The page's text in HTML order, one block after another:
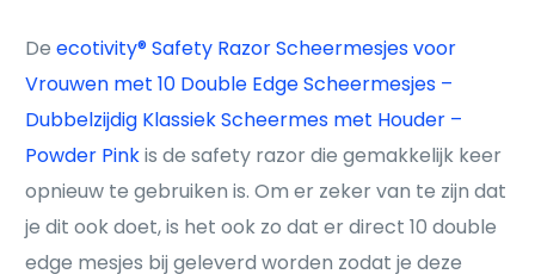
Deecotivity® Safety Razor Scheermesjes voor
Vrouwen met 10 Double Edge Scheermesjes –
Dubbelzijdig Klassiek Scheermes met Houder –
Powder Pinkis de safety razor die gemakkelijk keer
opnieuw te gebruiken is. Om er zeker van te zijn dat
je dit ook doet, is het ook zo dat er direct 10 double
edge mesjes bij geleverd worden zodat je deze